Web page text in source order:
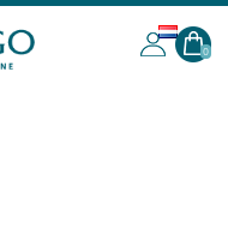
NL
0